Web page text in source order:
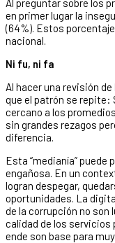
Al preguntar sobre los
en primer lugar la
(64%). Estos
nacional.
Ni fu, ni fa
Al hacer una revisión
que el patrón se repite:
cercano a los
sin grandes rezagos
diferencia.
Esta “medianía” puede
engañosa. En un
logran despegar,
oportunidades. La
de la corrupción no son
calidad de los servicios
ende son base para